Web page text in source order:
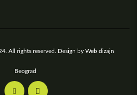
All rights reserved. Design by Web dizajn
Beograd